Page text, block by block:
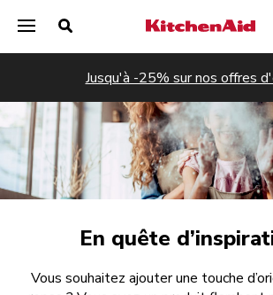
Jusqu'à -25% sur nos offres
En quête
Vous souhaitez ajouter une touche